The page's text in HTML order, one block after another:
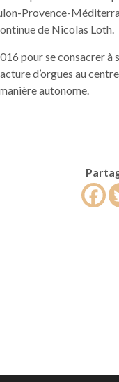
Provence-
de Nicolas Loth.
pour se consacrer à
d’orgues au
autonome.